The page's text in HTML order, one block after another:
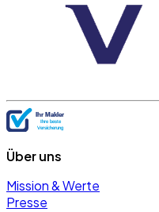
Über uns
Mission & Werte
Presse